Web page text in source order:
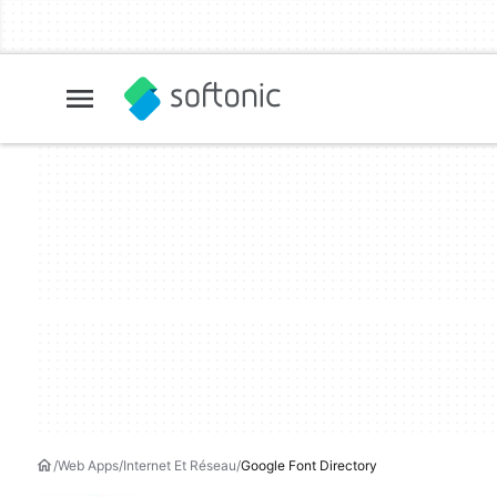
Web Apps Internet Et Réseau Google Font Directory